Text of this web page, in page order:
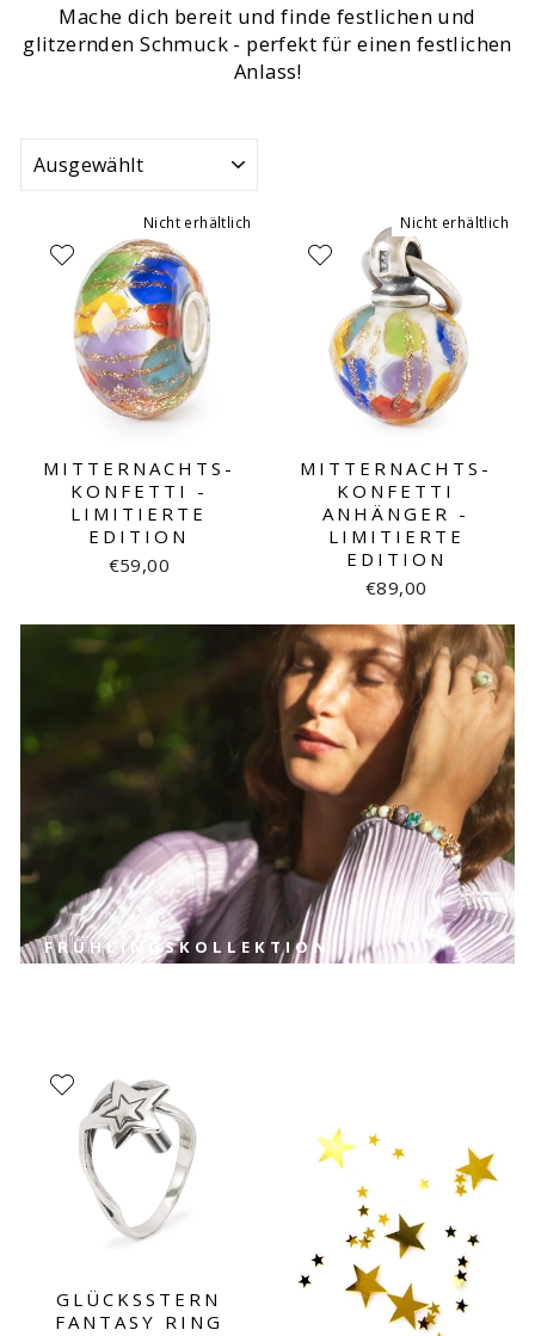
Mache dich bereit und finde festlichen und
glitzernden Schmuck - perfekt für einen festlichen
Anlass!
Nicht erhältlich
MITTERNACHTS-
KONFETTI -
LIMITIERTE
EDITION
€59,00
Nicht erhältlich
MITTERNACHTS-
KONFETTI
ANHÄNGER -
LIMITIERTE
EDITION
€89,00
FRÜHLINGSKOLLEKTION
GLÜCKSSTERN
FANTASY RING